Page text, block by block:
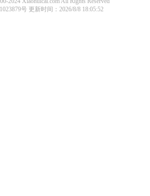
号更新时间：2026/8/8 18:05:52